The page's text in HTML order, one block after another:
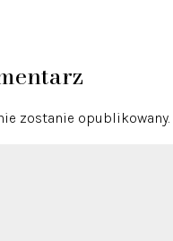
zostanie opublikowany.